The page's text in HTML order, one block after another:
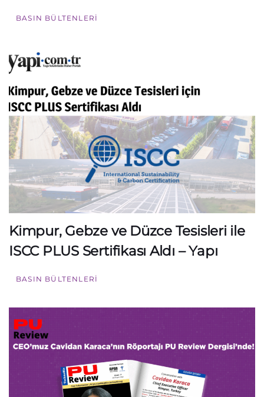
BASIN BÜLTENLERI
Kimpur, Gebze ve Düzce Tesisleri ile
ISCC PLUS Sertifikası Aldı – Yapı
BASIN BÜLTENLERI